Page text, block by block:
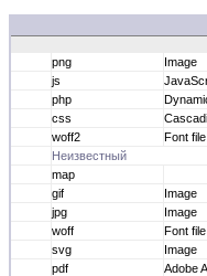
png
Image
js
php
css
woff2
Font file
Неизвестный
map
gif
Image
jpg
Image
woff
Font file
svg
Image
pdf
Adobe